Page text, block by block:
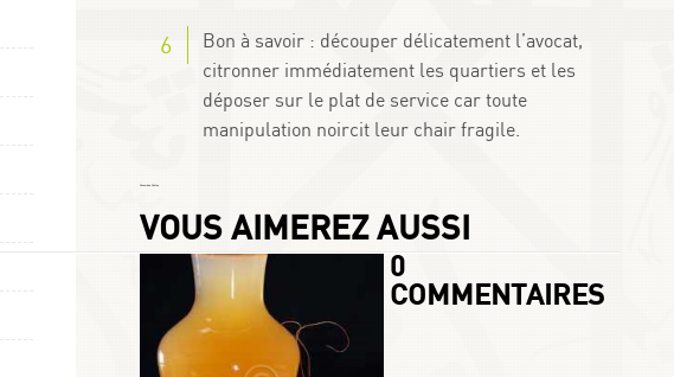
Bon à savoir : découper délicatement l’avocat,
citronner immédiatement les quartiers et les
déposer sur le plat de service car toute
manipulation noircit leur chair fragile.
VOUS AIMEREZ AUSSI
0
COMMENTAIRES